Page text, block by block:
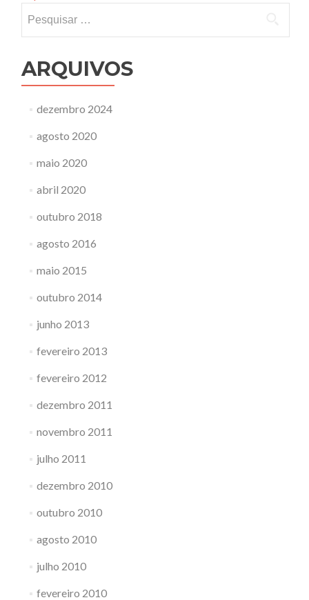
por:
ARQUIVOS
dezembro 2024
agosto 2020
maio 2020
abril 2020
outubro 2018
agosto 2016
maio 2015
outubro 2014
junho 2013
fevereiro 2013
fevereiro 2012
dezembro 2011
novembro 2011
julho 2011
dezembro 2010
outubro 2010
agosto 2010
julho 2010
fevereiro 2010